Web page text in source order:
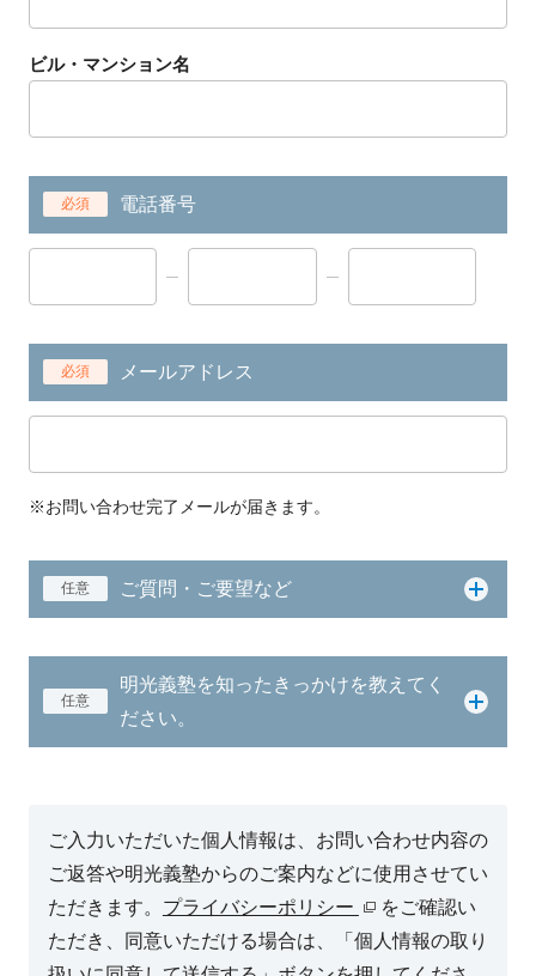
ビル・マンション名
必須 電話番号
必須 メールアドレス
※お問い合わせ完了メールが届きます。
任意 ご質問・ご要望など
任意
明光義塾を知ったきっかけを教えてく
ださい。
ご入力いただいた個人情報は、お問い合わせ内容の
ご返答や明光義塾からのご案内などに使用させてい
ただきます。 プライバシーポリシー
をご確認い
ただき、同意いただける場合は、「個人情報の取り